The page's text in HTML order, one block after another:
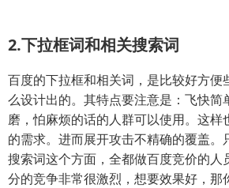
2.下拉框词和相关搜索词
百度的下拉框和相关词，是比较好方便
么设计出的。其特点要注意是：飞快简
磨，怕麻烦的话的人群可以使用。这样
的需求。进而展开攻击不精确的覆盖。
搜索词这个方面，全都做百度竞价的人
分的竞争非常很激烈，想要效果好，那